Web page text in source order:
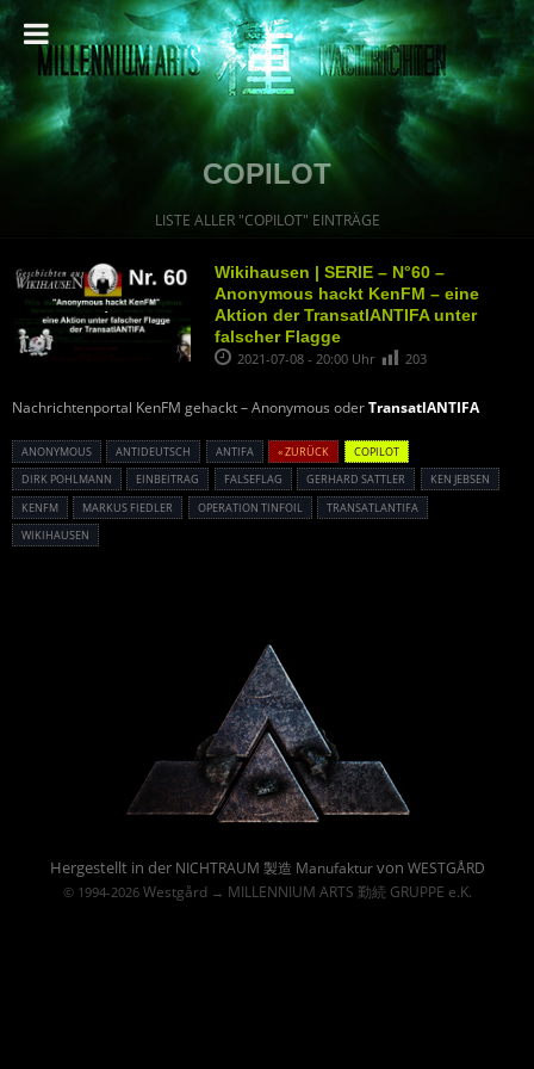
COPILOT
LISTE ALLER "COPILOT" EINTRÄGE
Wikihausen | SERIE – N°60 –
Anonymous hackt KenFM – eine
Aktion der TransatlANTIFA unter
falscher Flagge
2021-07-08 - 20:00 Uhr 203
Nachrichtenportal KenFM gehackt – Anonymous oderTransatlANTIFA
ANONYMOUS ANTIDEUTSCH ANTIFA « ZURÜCK
COPILOT
DIRK POHLMANN
EINBEITRAG FALSEFLAG GERHARD SATTLER
KEN JEBSEN
KENFM
MARKUS FIEDLER OPERATION TINFOIL
TRANSATLANTIFA
WIKIHAUSEN
Hergestellt in der NICHTRAUM 製造 Manufakturvon WESTGÅRD
© 1994-2026 Westgård→ MILLENNIUM ARTS 勤続 GRUPPE e.K.
Powered By :